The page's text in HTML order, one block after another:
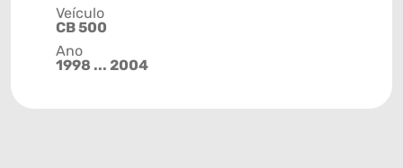
Veículo
CB 500
Ano
1998 ... 2004